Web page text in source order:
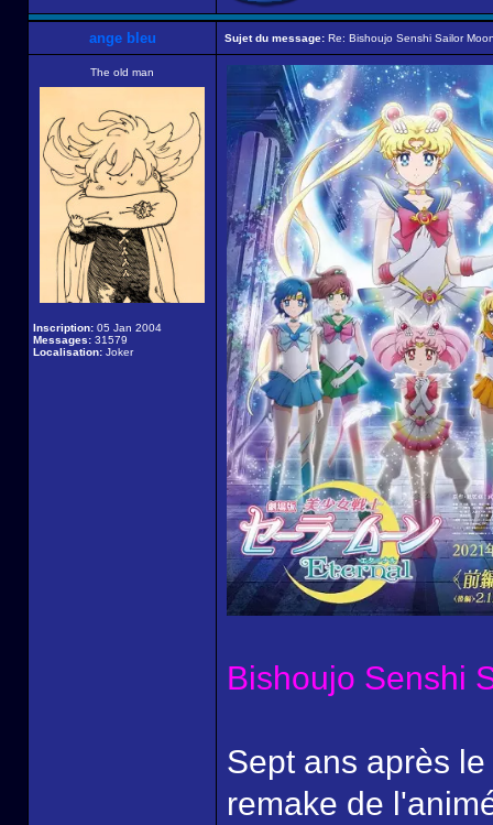
ange bleu Sujet du message: Re: Bishoujo Senshi Sailor
The old man
Inscription: 05 Jan 2004
Messages: 31579
Localisation: Joker
Bishoujo Senshi
Sept ans après
remake de